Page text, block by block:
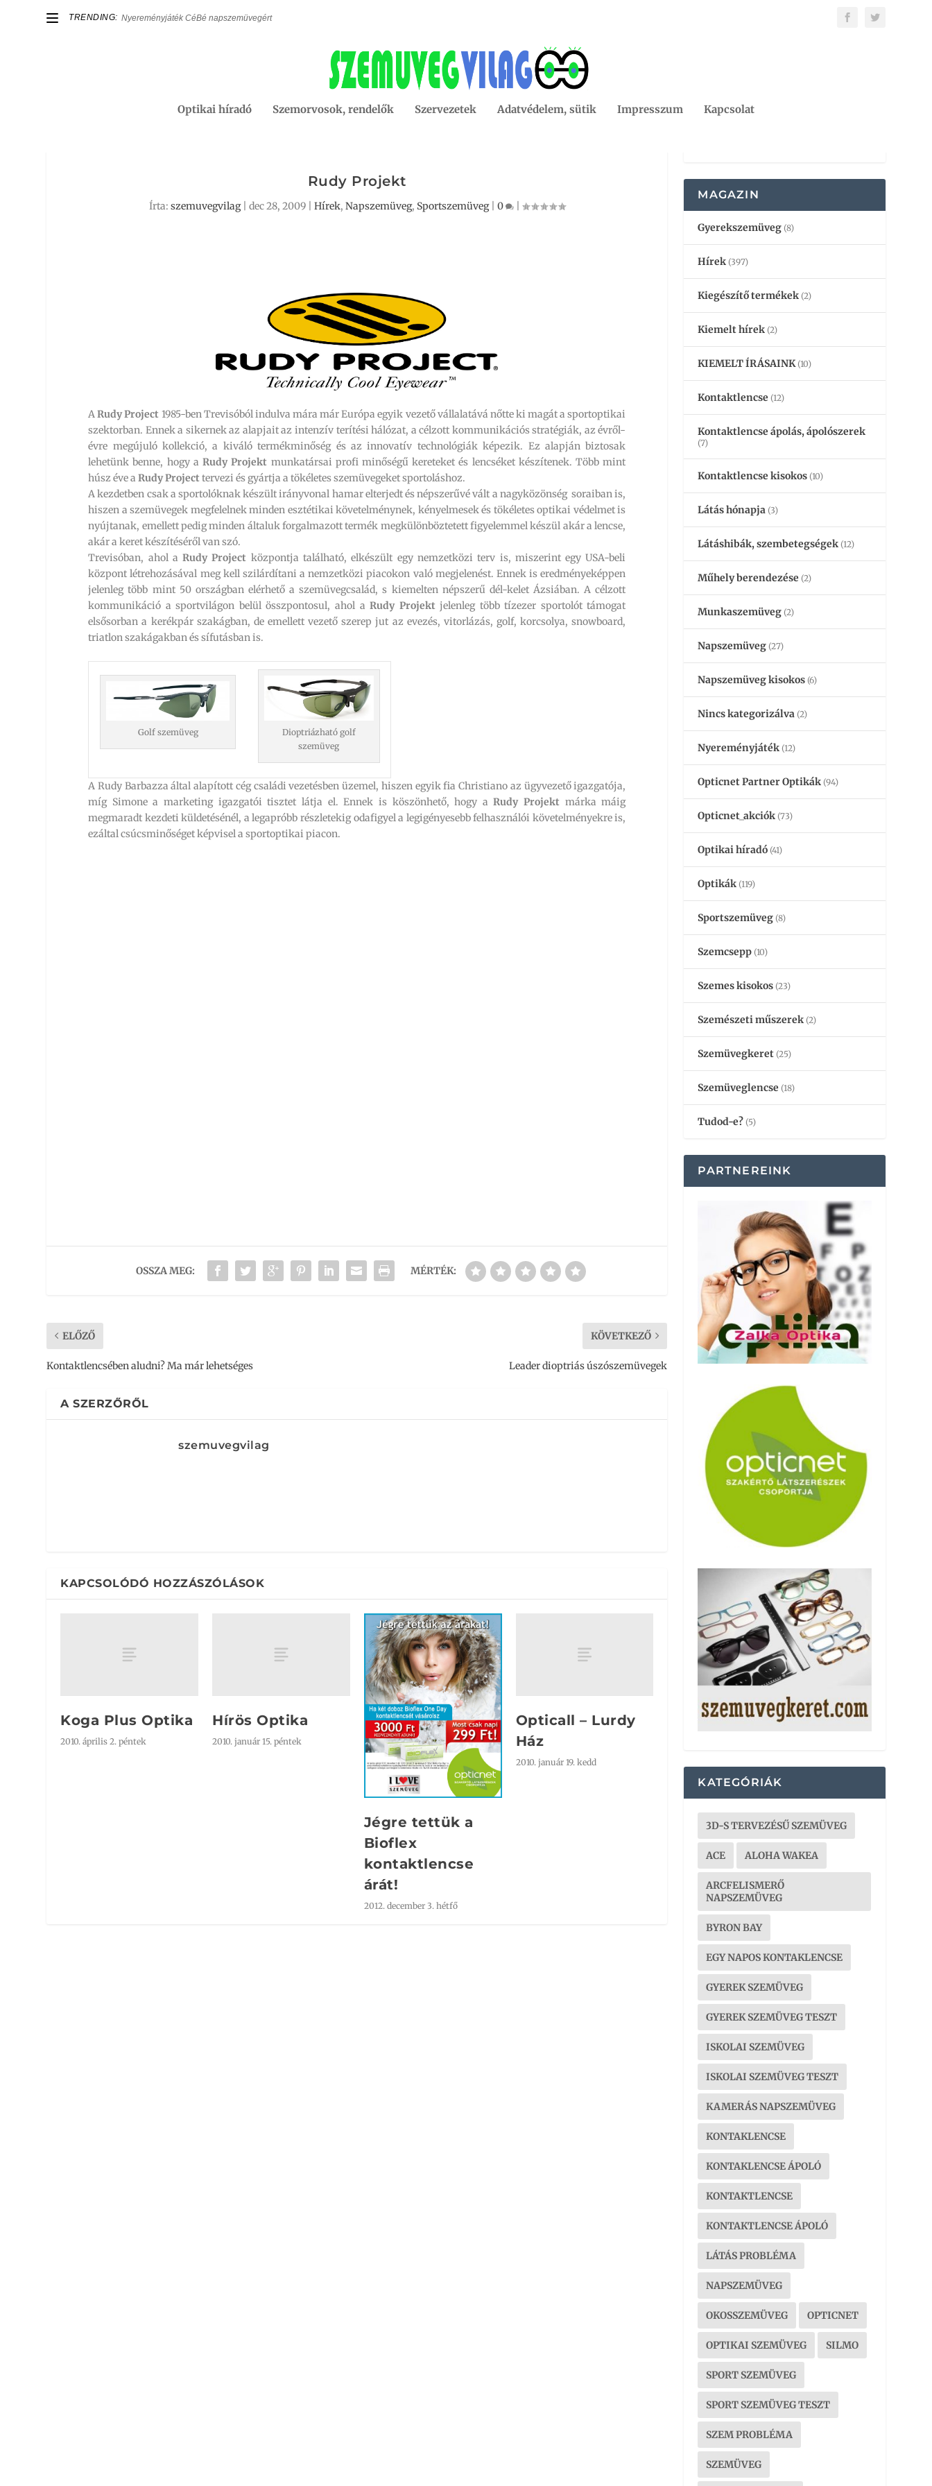
TRENDING: Nyereményjáték CéBé napszemüvegért
Optikai híradó Szemorvosok, rendelők Szervezetek Adatvédelem, sütik Impresszum Kapcsolat
Rudy Projekt
Írta: szemuvegvilag| dec 28, 2009| Hírek, Napszemüveg, Sportszemüveg| 0 |
ARudy Project 1985-ben Trevisóból indulva mára már Európa egyik vezető vállalatává nőtte ki magát a sportoptikai
szektorban. Ennek a sikernek az alapjait az intenzív terítési hálózat, a célzott kommunikációs stratégiák, az évről-
évre megújuló kollekció, a kiváló termékminőség és az innovatív technológiák képezik. Ez alapján biztosak
lehetünk benne, hogy aRudy Projekt munkatársai profi minőségű kereteket és lencséket készítenek. Több mint
húsz éve aRudy Projecttervezi és gyártja a tökéletes szemüvegeket sportoláshoz.
A kezdetben csak a sportolóknak készült irányvonal hamar elterjedt és népszerűvé vált a nagyközönség soraiban is,
hiszen a szemüvegek megfelelnek minden esztétikai követelménynek, kényelmesek és tökéletes optikai védelmet is
nyújtanak, emellett pedig minden általuk forgalmazott termék megkülönböztetett figyelemmel készül akár a lencse,
akár a keret készítéséről van szó.
Trevisóban, ahol aRudy Project központja található, elkészült egy nemzetközi terv is, miszerint egy USA-beli
központ létrehozásával meg kell szilárdítani a nemzetközi piacokon való megjelenést. Ennek is eredményeképpen
jelenleg több mint 50 országban elérhető a szemüvegcsalád, s kiemelten népszerű dél-kelet Ázsiában. A célzott
kommunikáció a sportvilágon belül összpontosul, ahol aRudy Projektjelenleg több tízezer sportolót támogat
elsősorban a kerékpár szakágban, de emellett vezető szerep jut az evezés, vitorlázás, golf, korcsolya, snowboard,
triatlon szakágakban és sífutásban is.
Golf szemüveg
Dioptriázható golf
szemüveg
A Rudy Barbazza által alapított cég családi vezetésben üzemel, hiszen egyik fia Christiano az ügyvezető igazgatója,
míg Simone a marketing igazgatói tisztet látja el. Ennek is köszönhető, hogy aRudy Projekt márka máig
megmaradt kezdeti küldetésénél, a legapróbb részletekig odafigyel a legigényesebb felhasználói követelményekre is,
ezáltal csúcsminőséget képvisel a sportoptikai piacon.
OSSZA MEG: MÉRTÉK:
ELŐZŐ
Kontaktlencsében aludni? Ma már lehetséges
KÖVETKEZŐ
Leader dioptriás úszószemüvegek
A SZERZŐRŐL
szemuvegvilag
KAPCSOLÓDÓ HOZZÁSZÓLÁSOK
Koga Plus Optika
2010. április 2. péntek
Hírös Optika
2010. január 15. péntek
Jégre tettük a
Bioflex
kontaktlencse
árát!
2012. december 3. hétfő
Opticall – Lurdy
Ház
2010. január 19. kedd
MAGAZIN
Gyerekszemüveg (8)
Hírek (397)
Kiegészítő termékek (2)
Kiemelt hírek (2)
KIEMELT ÍRÁSAINK(10)
Kontaktlencse (12)
Kontaktlencse ápolás, ápolószerek
(7)
Kontaktlencse kisokos (10)
Látás hónapja (3)
Látáshibák, szembetegségek (12)
Műhely berendezése (2)
Munkaszemüveg (2)
Napszemüveg (27)
Napszemüveg kisokos (6)
Nincs kategorizálva (2)
Nyereményjáték (12)
Opticnet Partner Optikák (94)
Opticnet_akciók (73)
Optikai híradó (41)
Optikák (119)
Sportszemüveg (8)
Szemcsepp (10)
Szemes kisokos (23)
Szemészeti műszerek (2)
Szemüvegkeret (25)
Szemüveglencse (18)
Tudod-e? (5)
PARTNEREINK
KATEGÓRIÁK
3D-S TERVEZÉSŰ SZEMÜVEG
ACE ALOHA WAKEA
ARCFELISMERŐ
NAPSZEMÜVEG
BYRON BAY
EGY NAPOS KONTAKLENCSE
GYEREK SZEMÜVEG
GYEREK SZEMÜVEG TESZT
ISKOLAI SZEMÜVEG
ISKOLAI SZEMÜVEG TESZT
KAMERÁS NAPSZEMÜVEG
KONTAKLENCSE
KONTAKLENCSE ÁPOLÓ
KONTAKTLENCSE
KONTAKTLENCSE ÁPOLÓ
LÁTÁS PROBLÉMA
NAPSZEMÜVEG
OKOSSZEMÜVEG OPTICNET
OPTIKAI SZEMÜVEG SILMO
SPORT SZEMÜVEG
SPORT SZEMÜVEG TESZT
SZEM PROBLÉMA
SZEMÜVEG